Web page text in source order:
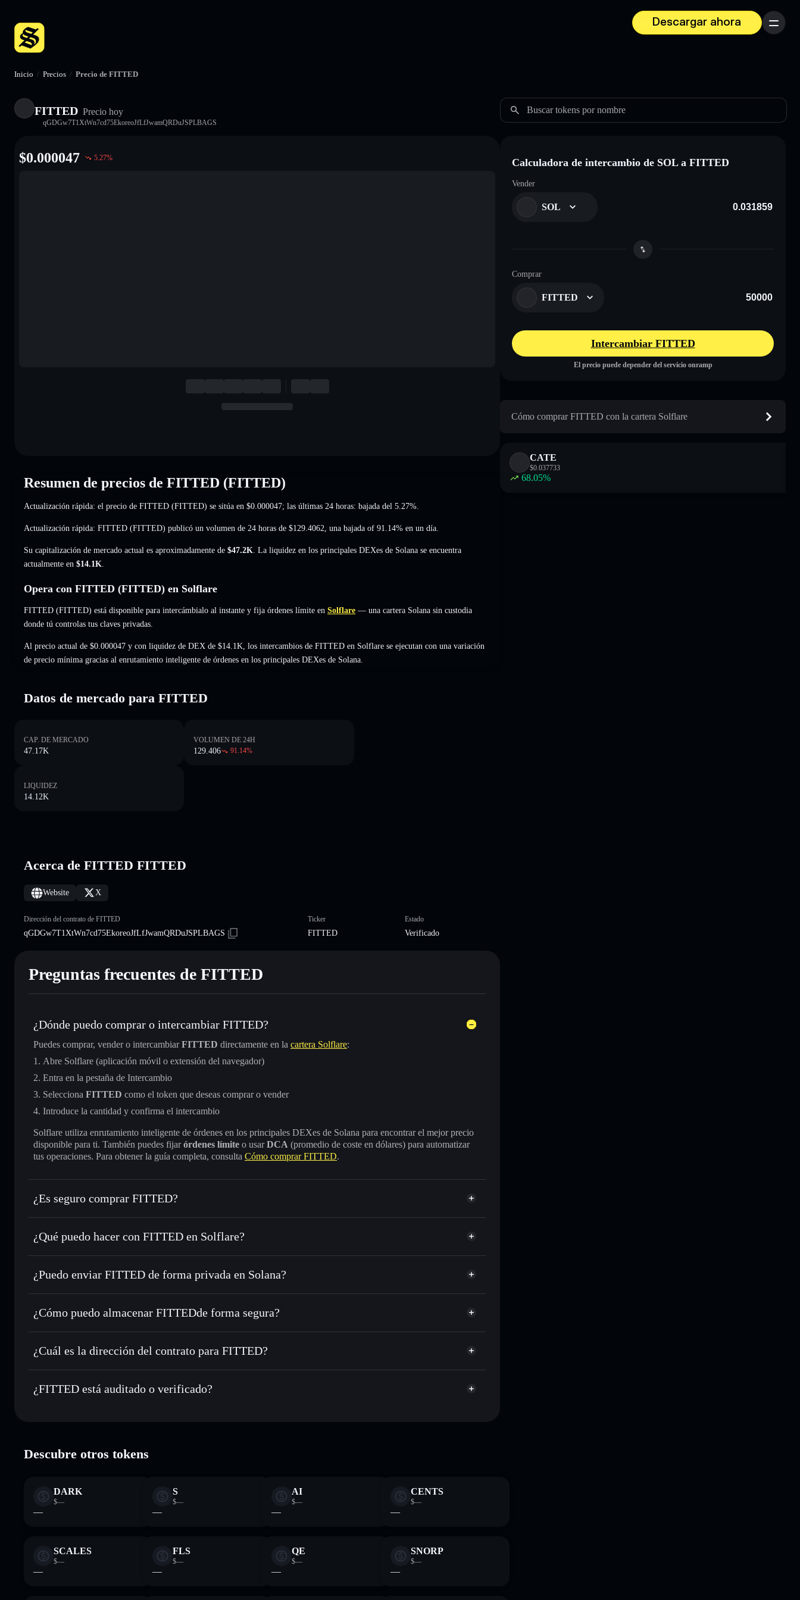
Descargar ahora
Menú
Inicio / Precios / Precio de FITTED
FITTED Precio hoy
qGDGw7T1XtWn7cd75EkoreoJfLfJwamQRDuJSPLBAGS
Buscar tokens por nombre
$0.000047 5.27%
Resumen de precios de FITTED (FITTED)
Actualización rápida: el precio de FITTED (FITTED) se sitúa en $0.000047; las últimas 24 horas: bajada del 5.27%
Actualización rápida: FITTED (FITTED) publicó un volumen de 24 horas de $129.4062 una bajada of 91.14% en un día.
Su capitalización de mercado actual es aproximadamente de $47.2K . La liquidez en los principales DEXes de Solana se encuentra
actualmente en $14.1K
Opera con FITTED (FITTED) en Solflare
FITTED (FITTED) está disponible para intercámbialo al instante y fija órdenes límite en Solflare — una cartera Solana sin custodia
donde tú controlas tus claves privadas.
Al precio actual de $0.000047 y con liquidez de DEX de $14.1K, los intercambios de FITTED en Solflare se ejecutan con una variación
de precio mínima gracias al enrutamiento inteligente de órdenes en los principales DEXes de Solana.
Datos de mercado para FITTED
CAP. DE MERCADO
47.17K
VOLUMEN DE 24H
129.406 91.14%
LIQUIDEZ
14.12K
Acerca de FITTED FITTED
Website X
Dirección del contrato de FITTED
qGDGw7T1XtWn7cd75EkoreoJfLfJwamQRDuJSPLBAGS
Ticker
FITTED
Estado
Verificado
Preguntas frecuentes de FITTED
¿Dónde puedo comprar o intercambiar FITTED?
Puedes comprar, vender o intercambiarFITTED directamente en la cartera Solflare:
Abre Solflare (aplicación móvil o extensión del navegador)
Entra en la pestaña de Intercambio
Selecciona FITTED como el token que deseas comprar o vender
Introduce la cantidad y confirma el intercambio
Solflare utiliza enrutamiento inteligente de órdenes en los principales DEXes de Solana para encontrar el mejor precio
disponible para ti. También puedes fijarórdenes límite o usarDCA (promedio de coste en dólares) para automatizar
tus operaciones. Para obtener la guía completa, consulta Cómo comprar FITTED.
¿Es seguro comprar FITTED?
FITTED token verificado
¿Qué puedo hacer con FITTED en Solflare?
FITTED
cartera de Solflare
Intercambiar al instante: operar con FITTED para SOL, USDC o miles de otros tokens de Solana con
Utilizar DCA: promedio de coste en dólares en FITTED a lo largo del tiempo
Enviar de forma privada: transferir FITTED sin vincular públicamente las carteras usando el agregador de
privacidad integrado de Solflare
Holdear de forma segura: almacenar FITTED en una cartera sin custodia donde tú controla tus claves privadas
¿Puedo enviar FITTED de forma privada en Solana?
cartera de Solflare
agregador de privacidad
FITTED
¿Cómo puedo almacenar FITTEDde forma segura?
FITTED cartera sin custodia Solflare
¿Cuál es la dirección del contrato para FITTED?
FITTED
qGDGw7T1XtWn7cd75EkoreoJfLfJwamQRDuJSPLBAGS
¿FITTED está auditado o verificado?
Descubre otros tokens
DARK
$—
—
S
$—
—
AI
$—
—
CENTS
$—
—
SCALES
$—
—
FLS
$—
—
QE
$—
—
SNORP
$—
—
Calculadora de intercambio de SOL a FITTED
Vender
SOL
Comprar
FITTED
Intercambiar FITTED
El precio puede depender del servicio onramp
Cómo comprar FITTED con la cartera Solflare
CATE
$0.037733
68.05%